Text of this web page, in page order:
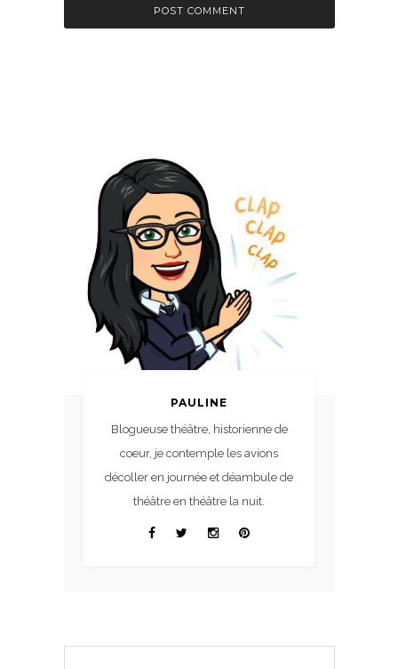
PAULINE
Blogueuse théâtre, historienne de
coeur, je contemple les avions
décoller en journée et déambule de
théâtre en théâtre la nuit.